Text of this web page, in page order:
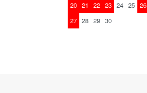
20 21 22 23 24 25 26
27 28 29 30